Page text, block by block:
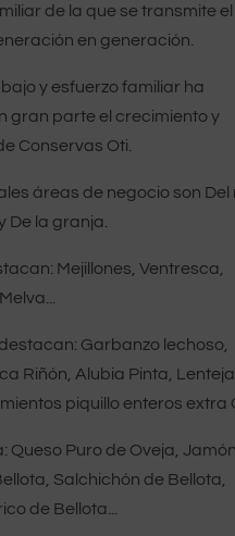
de la que se transmite
en generación.
y esfuerzo familiar ha
gran parte el crecimiento y
Conservas Oti.
áreas de negocio son Del
De la granja.
Mejillones, Ventresca,
Garbanzo lechoso,
Riñón, Alubia Pinta, Lenteja
piquillo enteros extra
Queso Puro de Oveja, Jamón
Salchichón de Bellota,
de Bellota...